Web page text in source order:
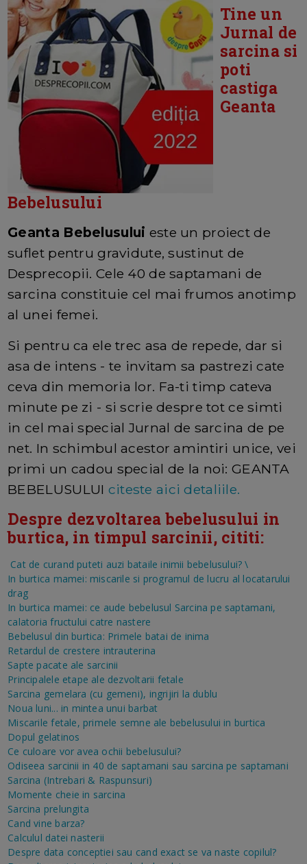
Tine un
Jurnal de
sarcina si
poti
castiga
Geanta
Bebelusului
Geanta Bebelusului este un proiect de
suflet pentru gravidute, sustinut de
Desprecopii. Cele 40 de saptamani de
sarcina constituie cel mai frumos anotimp
al unei femei.
Si pentru ca ele trec asa de repede, dar si
asa de intens - te invitam sa pastrezi cate
ceva din memoria lor. Fa-ti timp cateva
minute pe zi - si scrie despre tot ce simti
in cel mai special Jurnal de sarcina de pe
net. In schimbul acestor amintiri unice, vei
primi un cadou special de la noi: GEANTA
BEBELUSULUI citeste aici detaliile.
Despre dezvoltarea bebelusului in
burtica, in timpul sarcinii, cititi:
Cat de curand puteti auzi bataile inimii bebelusului? \
In burtica mamei: miscarile si programul de lucru al locatarului
drag
In burtica mamei: ce aude bebelusul Sarcina pe saptamani,
calatoria fructului catre nastere
Bebelusul din burtica: Primele batai de inima
Retardul de crestere intrauterina
Sapte pacate ale sarcinii
Principalele etape ale dezvoltarii fetale
Sarcina gemelara (cu gemeni), ingrijiri la dublu
Noua luni... in mintea unui barbat
Miscarile fetale, primele semne ale bebelusului in burtica
Dopul gelatinos
Ce culoare vor avea ochii bebelusului?
Odiseea sarcinii in 40 de saptamani sau sarcina pe saptamani
Sarcina (Intrebari & Raspunsuri)
Momente cheie in sarcina
Sarcina prelungita
Cand vine barza?
Calculul datei nasterii
Despre data conceptiei sau cand exact se va naste copilul?